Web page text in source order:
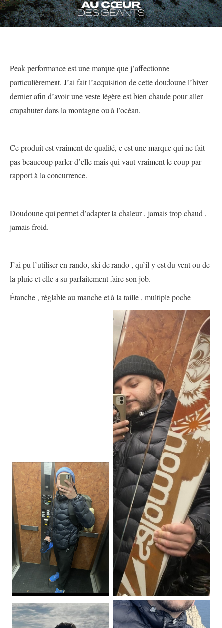
Peak performance est une marque que j’affectionne
particulièrement. J’ai fait l’acquisition de cette doudoune l’hiver
dernier afin d’avoir une veste légère est bien chaude pour aller
crapahuter dans la montagne ou à l’océan.
Ce produit est vraiment de qualité, c est une marque qui ne fait
pas beaucoup parler d’elle mais qui vaut vraiment le coup par
rapport à la concurrence.
Doudoune qui permet d’adapter la chaleur , jamais trop chaud ,
jamais froid.
J’ai pu l’utiliser en rando, ski de rando , qu’il y est du vent ou de
la pluie et elle a su parfaitement faire son job.
Étanche , réglable au manche et à la taille , multiple poche